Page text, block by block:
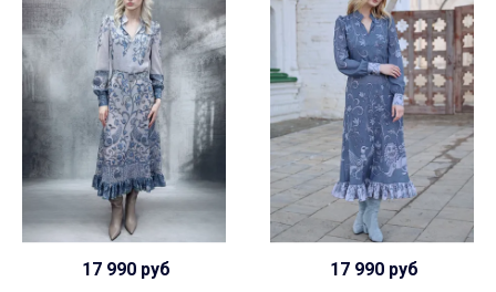
17 990 руб 17 990 руб